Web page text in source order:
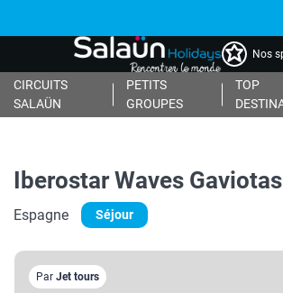
Nos
CIRCUITS
SALAÜN
PETITS
GROUPES
TOP
Iberostar Waves
Espagne Séjour
Par Jet tours